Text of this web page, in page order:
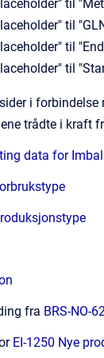
til
til
til
til
i
trådte i kraft
data for
fra BRS-NO-
EI-1250 Nye